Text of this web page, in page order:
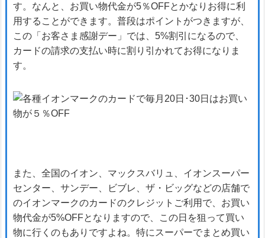
す。なんと、お買い物代金が5％OFFとかなりお得に利
用することができます。普段はポイントがつきますが、
この「お客さま感謝デー」では、5%割引になるので、
カードの請求の支払い時に割り引かれてお得になりま
す。
また、全国のイオン、マックスバリュ、イオンスーパー
センター、サンデー、ビブレ、ザ・ビッグなどの店舗で
のイオンマークのカードのクレジットご利用で、お買い
物代金が5%OFFとなりますので、この日を狙って買い
物に行くのもありですよね。特にスーパーでまとめ買い